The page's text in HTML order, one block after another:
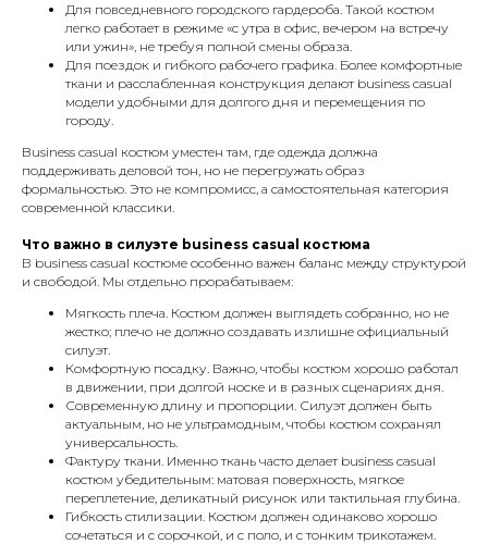
Для повседневного городского гардероба. Такой костюм
легко работает в режиме «с утра в офис, вечером на встречу
или ужин», не требуя полной смены образа.
Для поездок и гибкого рабочего графика. Более комфортные
ткани и расслабленная конструкция делают business casual
модели удобными для долгого дня и перемещения по
городу.
Business casual костюм уместен там, где одежда должна
поддерживать деловой тон, но не перегружать образ
формальностью. Это не компромисс, а самостоятельная категория
современной классики.
Что важно в силуэте business casual костюма
В business casual костюме особенно важен баланс между структурой
и свободой. Мы отдельно прорабатываем:
Мягкость плеча. Костюм должен выглядеть собранно, но не
жестко; плечо не должно создавать излишне официальный
силуэт.
Комфортную посадку. Важно, чтобы костюм хорошо работал
в движении, при долгой носке и в разных сценариях дня.
Современную длину и пропорции. Силуэт должен быть
актуальным, но не ультрамодным, чтобы костюм сохранял
универсальность.
Фактуру ткани. Именно ткань часто делает business casual
костюм убедительным: матовая поверхность, мягкое
переплетение, деликатный рисунок или тактильная глубина.
Гибкость стилизации. Костюм должен одинаково хорошо
сочетаться и с сорочкой, и с поло, и с тонким трикотажем.